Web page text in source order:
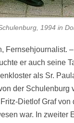
1994 in
Fernsehjournalist.
er auch seine
als Sr.
der Schulenburg
Dietlof Graf
war. In zweiter